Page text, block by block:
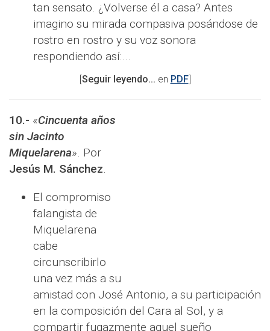
tan sensato. ¿Volverse él a casa? Antes
imagino su mirada compasiva posándose de
rostro en rostro y su voz sonora
respondiendo así:...
[Seguir leyendo... en PDF]
10.- «Cincuenta años
sin Jacinto
Miquelarena». Por
Jesús M. Sánchez.
El compromiso
falangista de
Miquelarena
cabe
circunscribirlo
una vez más a su
amistad con José Antonio, a su participación
en la composición del Cara al Sol, y a
compartir fugazmente aquel sueño